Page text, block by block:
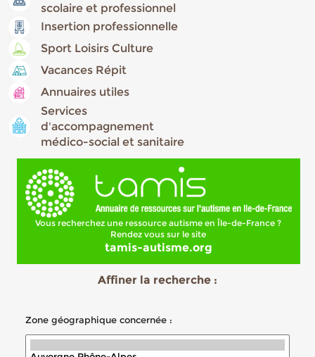
scolaire et professionnel
Insertion professionnelle
Sport Loisirs Culture
Vacances Répit
Annuaires utiles
Services
d'accompagnement
médico-social et sanitaire
Vous recherchez une ressource autisme en Île-de-France ?
Rendez vous sur le site
tamis-autisme.org
Affiner la recherche :
Zone géographique concernée :